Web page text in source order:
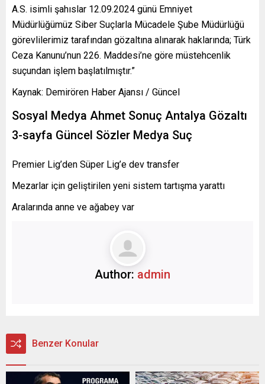
A.S. isimli şahıslar 12.09.2024 günü Emniyet
Müdürlüğümüz Siber Suçlarla Mücadele Şube Müdürlüğü
görevlilerimiz tarafından gözaltına alınarak haklarında; Türk
Ceza Kanunu’nun 226. Maddesi’ne göre müstehcenlik
suçundan işlem başlatılmıştır.”
Kaynak: Demirören Haber Ajansı / Güncel
Sosyal Medya Ahmet Sonuç Antalya Gözaltı
3-sayfa Güncel Sözler Medya Suç
Premier Lig’den Süper Lig’e dev transfer
Mezarlar için geliştirilen yeni sistem tartışma yarattı
Aralarında anne ve ağabey var
Author: admin
Benzer Konular